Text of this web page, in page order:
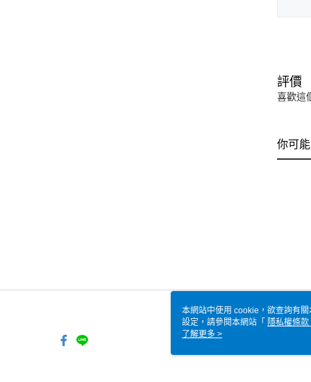
評價
喜歡這
你可
本網站中使用 cookie，欲查詢有
設定，請參閱本網站「 隱私權條款
使用 cookie。
了解更多 >